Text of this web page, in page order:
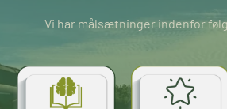
Vi har målsætninger indenfor